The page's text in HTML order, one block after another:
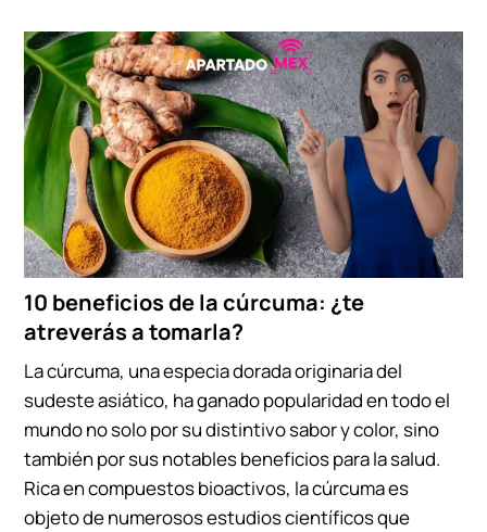
10 beneficios de la cúrcuma: ¿te
atreverás a tomarla?
La cúrcuma, una especia dorada originaria del
sudeste asiático, ha ganado popularidad en todo el
mundo no solo por su distintivo sabor y color, sino
también por sus notables beneficios para la salud.
Rica en compuestos bioactivos, la cúrcuma es
objeto de numerosos estudios científicos que